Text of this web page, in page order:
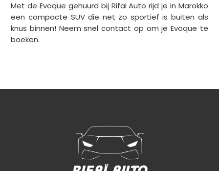
Met de Evoque gehuurd bij Rifai Auto rijd je in Marokko
een compacte SUV die net zo sportief is buiten als
knus binnen! Neem snel contact op om je Evoque te
boeken.